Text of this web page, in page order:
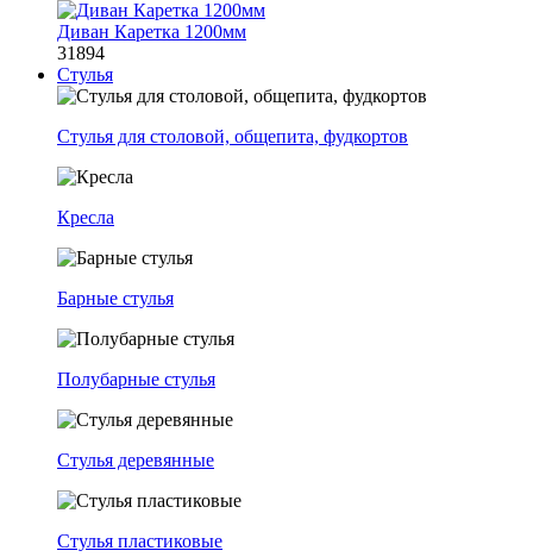
Диван Каретка 1200мм
31894
Стулья
Стулья для столовой, общепита, фудкортов
Кресла
Барные стулья
Полубарные стулья
Стулья деревянные
Стулья пластиковые